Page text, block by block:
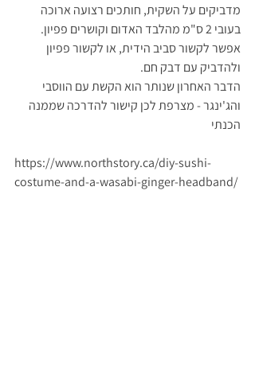
מדביקים על השקית, חותכים רצועה ארוכה
בעובי 2 ס"מ מהלבד האדום וקושרים פפיון.
אפשר לקשור סביב הידית, או לקשור פפיון
ולהדביק עם דבק חם.
הדבר האחרון שנותר הוא הקשת עם הווסבי
והג'ינגר - מצרפת לכן קישור להדרכה שממנה
הכנתי
https://www.northstory.ca/diy-sushi-
costume-and-a-wasabi-ginger-headband/